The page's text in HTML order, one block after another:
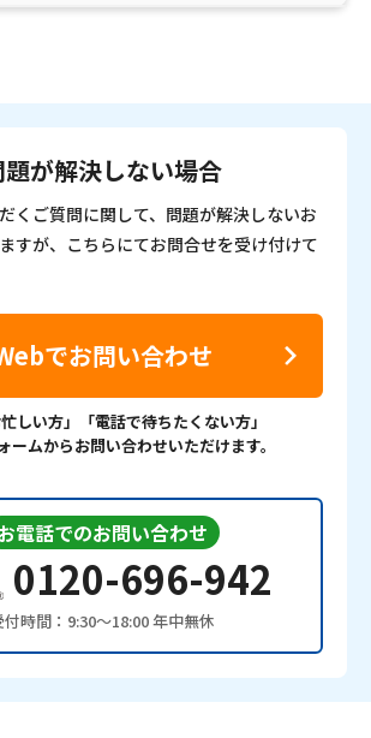
題が解決しない場合
くご質問に関して、問題が解決しないお
すが、こちらにてお問合せを受け付けて
でお問い合わせ
忙しい方」「電話で待ちたくない方」
ームからお問い合わせいただけます。
電話でのお問い合わせ
0120-696-942
付時間：9:30〜18:00 年中無休